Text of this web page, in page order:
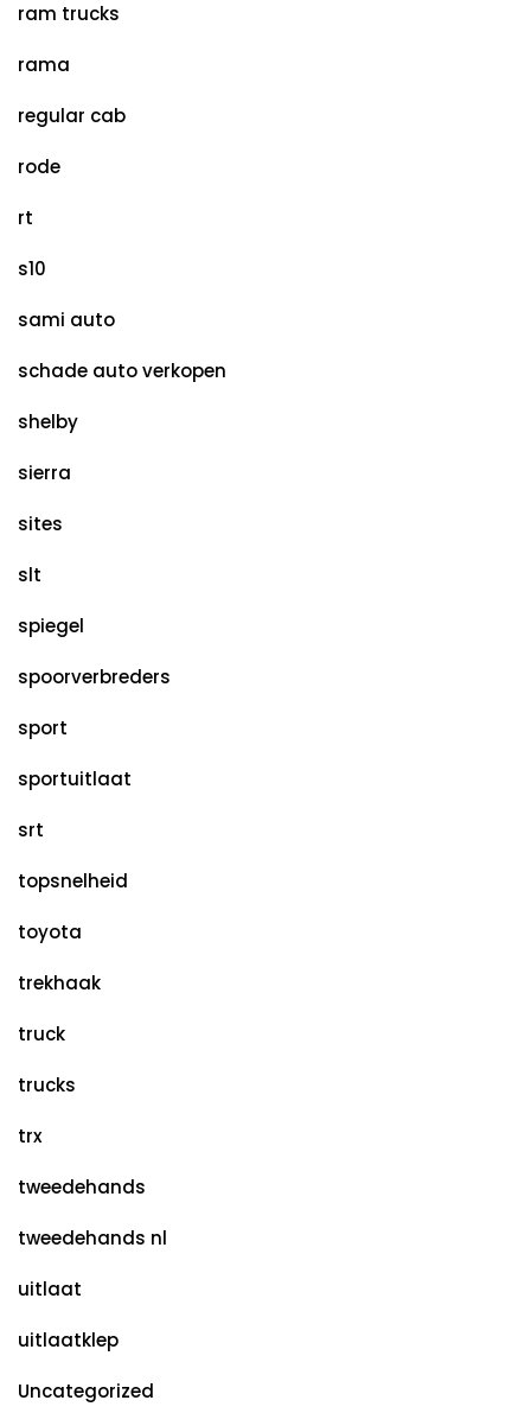
ram trucks
rama
regular cab
rode
rt
s10
sami auto
schade auto verkopen
shelby
sierra
sites
slt
spiegel
spoorverbreders
sport
sportuitlaat
srt
topsnelheid
toyota
trekhaak
truck
trucks
trx
tweedehands
tweedehands nl
uitlaat
uitlaatklep
Uncategorized